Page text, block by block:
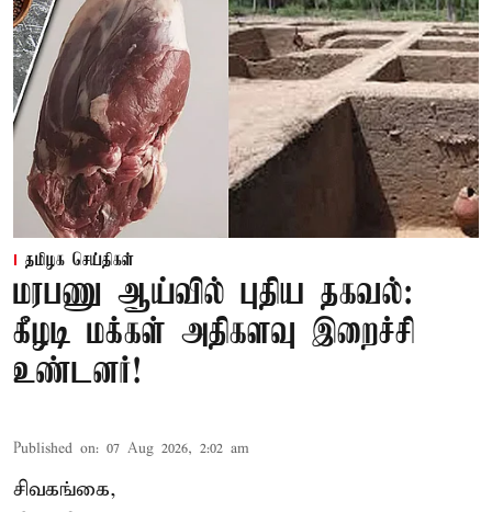
தமிழக செய்திகள்
மரபணு ஆய்வில் புதிய தகவல்:
கீழடி மக்கள் அதிகளவு இறைச்சி
உண்டனர்!
Published on: 07 Aug 2026, 2:02 am
சிவகங்கை,